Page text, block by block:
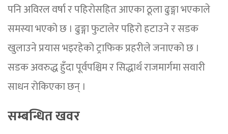
पनि अविरल वर्षा र पहिरोसहित आएका ठूला ढुङ्गा भएकाले
समस्या भएको छ । ढुङ्गा फुटालेर पहिरो हटाउने र सडक
खुलाउने प्रयास भइरहेको ट्राफिक प्रहरीले जनाएको छ ।
सडक अवरुद्ध हुँदा पूर्वपश्चिम र सिद्धार्थ राजमार्गमा सवारी
साधन रोकिएका छन् ।
सम्बन्धित खवर